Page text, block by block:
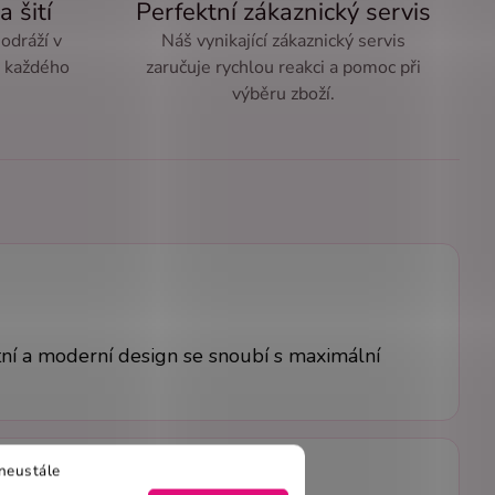
šití
v
Perfektní zákaznický servis
Náš vynikající zákaznický servis
zaručuje rychlou reakci a pomoc při
výběru zboží.
a moderní design se snoubí s maximální